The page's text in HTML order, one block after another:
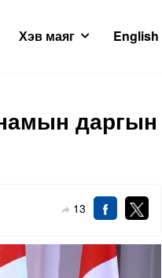
Хэв маяг English
даргын
13